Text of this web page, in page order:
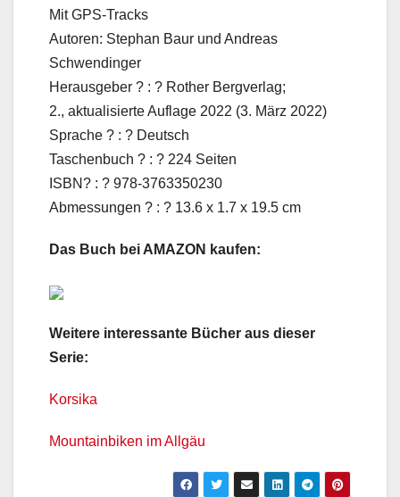
Mit GPS-Tracks
Autoren: Stephan Baur und Andreas
Schwendinger
Herausgeber ? : ? Rother Bergverlag;
2., aktualisierte Auflage 2022 (3. März 2022)
Sprache ? : ? Deutsch
Taschenbuch ? : ? 224 Seiten
ISBN? : ? 978-3763350230
Abmessungen ? : ? 13.6 x 1.7 x 19.5 cm
Das Buch bei AMAZON kaufen:
Weitere interessante Bücher aus dieser
Serie:
Korsika
Mountainbiken im Allgäu